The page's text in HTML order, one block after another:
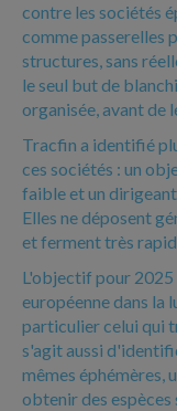
contre les sociétés
comme passerelles
structures, sans
le seul but de
organisée, avant
Tracfin a identifié
ces sociétés : un
faible et un
Elles ne déposent
et ferment très
L'objectif pour
européenne dans la
particulier celui qui
s'agit aussi
mêmes éphémères,
obtenir des